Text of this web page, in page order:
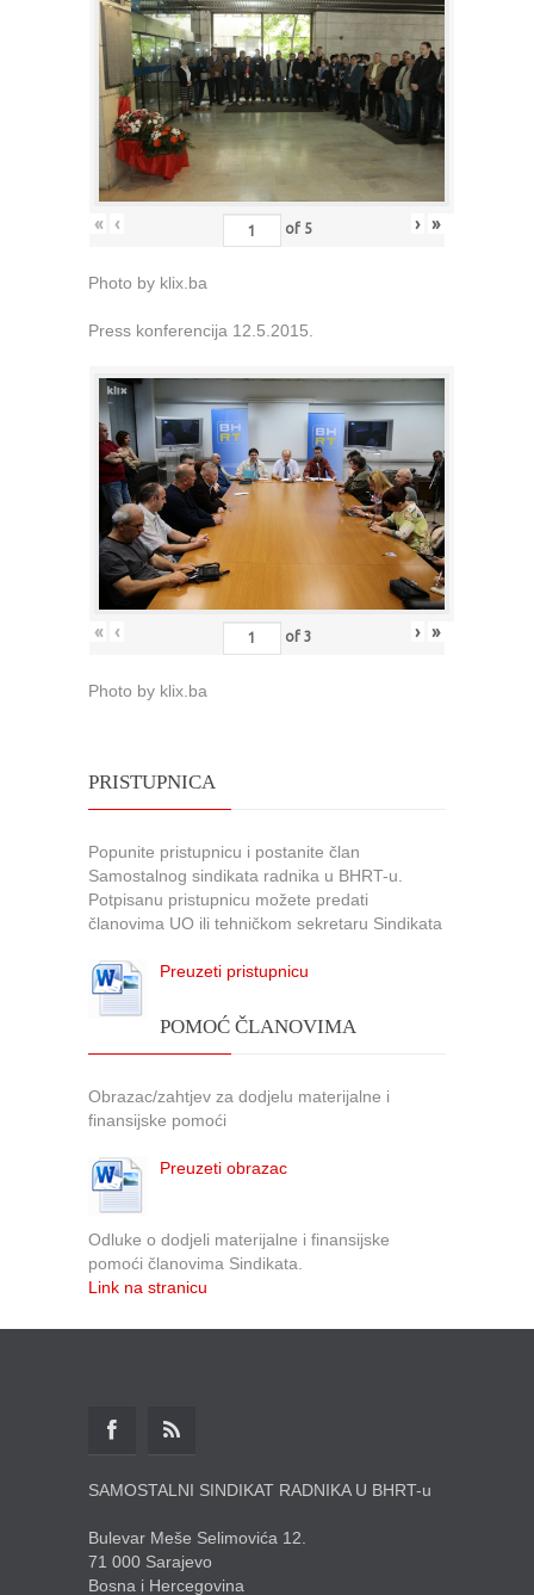
« ‹ of 5 › »
Photo by klix.ba
Press konferencija 12.5.2015.
« ‹ of 3 › »
Photo by klix.ba
PRISTUPNICA
Popunite pristupnicu i postanite član
Samostalnog sindikata radnika u BHRT-u.
Potpisanu pristupnicu možete predati
članovima UO ili tehničkom sekretaru Sindikata
Preuzeti pristupnicu
POMOĆ ČLANOVIMA
Obrazac/zahtjev za dodjelu materijalne i
finansijske pomoći
Preuzeti obrazac
Odluke o dodjeli materijalne i finansijske
pomoći članovima Sindikata.
Link na stranicu
SAMOSTALNI SINDIKAT RADNIKA U BHRT-u
Bulevar Meše Selimovića 12.
71 000 Sarajevo
Bosna i Hercegovina